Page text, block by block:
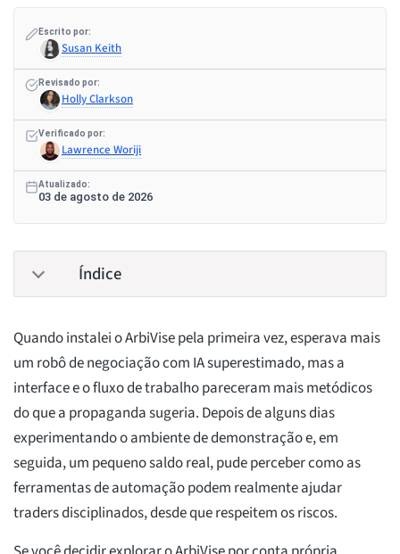
Escrito por:
Susan Keith
Revisado por:
Holly Clarkson
Verificado por:
Lawrence Woriji
Atualizado:
03 de agosto de 2026
Índice
Quando instalei o ArbiVise pela primeira vez, esperava mais
um robô de negociação com IA superestimado, mas a
interface e o fluxo de trabalho pareceram mais metódicos
do que a propaganda sugeria. Depois de alguns dias
experimentando o ambiente de demonstração e, em
seguida, um pequeno saldo real, pude perceber como as
ferramentas de automação podem realmente ajudar
traders disciplinados, desde que respeitem os riscos.